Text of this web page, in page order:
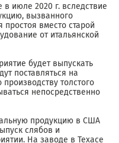
июле 2020 г. вследствие
вызванного
вместо старой
от итальянской
будет выпускать
поставляться на
толстого
непосредственно
продукцию в США
слябов и
На заводе в Техасе